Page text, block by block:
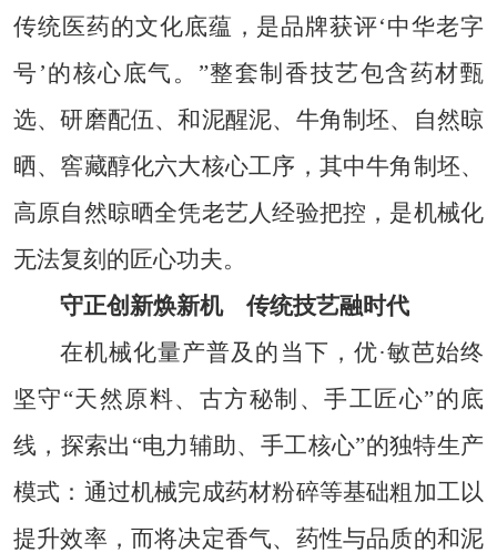
传统医药的文化底蕴，是品牌获评‘中华老字
号’的核心底气。”整套制香技艺包含药材甄
选、研磨配伍、和泥醒泥、牛角制坯、自然晾
晒、窖藏醇化六大核心工序，其中牛角制坯、
高原自然晾晒全凭老艺人经验把控，是机械化
无法复刻的匠心功夫。
守正创新焕新机 传统技艺融时代
在机械化量产普及的当下，优·敏芭始终
坚守“天然原料、古方秘制、手工匠心”的底
线，探索出“电力辅助、手工核心”的独特生产
模式：通过机械完成药材粉碎等基础粗加工以
提升效率，而将决定香气、药性与品质的和泥